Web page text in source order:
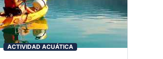
ACTIVIDAD ACUÁTICA